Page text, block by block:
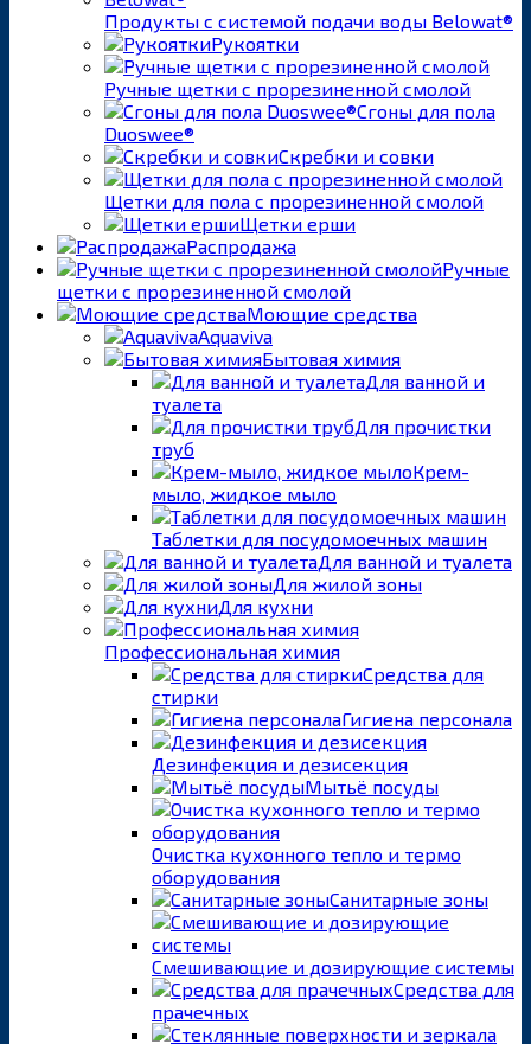
Продукты с системой подачи воды Belowat®
Рукоятки
Ручные щетки с прорезиненной смолой
Сгоны для пола
Duoswee®
Скребки и совки
Щетки для пола с прорезиненной смолой
Щетки ерши
Распродажа
Ручные
щетки с прорезиненной смолой
Моющие средства
Aquaviva
Бытовая химия
Для ванной и
туалета
Для прочистки
труб
Крем-
мыло, жидкое мыло
Таблетки для посудомоечных машин
Для ванной и туалета
Для жилой зоны
Для кухни
Профессиональная химия
Средства для
стирки
Гигиена персонала
Дезинфекция и дезисекция
Мытьё посуды
Очистка кухонного тепло и термо
оборудования
Санитарные зоны
Смешивающие и дозирующие системы
Средства для
прачечных